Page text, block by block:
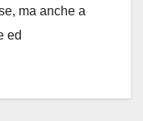
ma anche a
ed